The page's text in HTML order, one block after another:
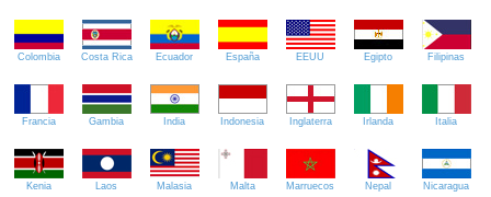
Colombia Costa Rica Ecuador España EEUU Egipto Filipinas
Francia Gambia India Indonesia Inglaterra Irlanda Italia
Kenia Laos Malasia Malta Marruecos Nepal Nicaragua